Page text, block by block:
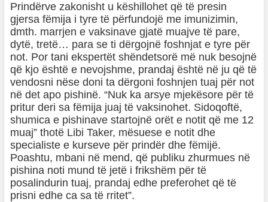
Prindërve zakonisht u këshillohet që të presin
gjersa fëmija i tyre të përfundojë me imunizimin,
dmth. marrjen e vaksinave gjatë muajve të pare,
dytë, tretë… para se ti dërgojnë foshnjat e tyre për
not. Por tani ekspertët shëndetsorë më nuk besojnë
që kjo është e nevojshme, prandaj është në ju që të
vendosni nëse doni ta dërgoni foshnjen tuaj për not
në det apo pishinë. “Nuk ka arsye mjekësore për të
pritur deri sa fëmija juaj të vaksinohet. Sidoqoftë,
shumica e pishinave startojnë orët e notit që me 12
muaj” thotë Libi Taker, mësuese e notit dhe
specialiste e kurseve për prindër dhe fëmijë.
Poashtu, mbani në mend, që publiku zhurmues në
pishina noti mund të jetë i frikshëm për të
posalindurin tuaj, prandaj edhe preferohet që të
prisni edhe ca sa të rritet”.